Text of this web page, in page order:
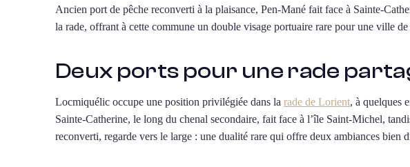
Ancien port de pêche reconverti à la plaisance, Pen-Mané fait face à Sainte-
la rade, offrant à cette commune un double visage portuaire rare pour une ville de
Deux ports pour une rade
Locmiquélic occupe une position privilégiée dans la rade de Lorient, à quelques
Sainte-Catherine, le long du chenal secondaire, fait face à l’île Saint-Michel,
reconverti, regarde vers le large : une dualité rare qui offre deux ambiances bien